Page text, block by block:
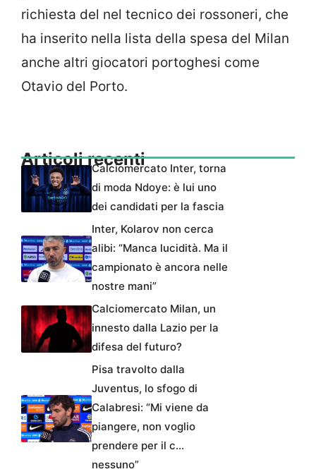
richiesta del nel tecnico dei rossoneri, che
ha inserito nella lista della spesa del Milan
anche altri giocatori portoghesi come
Otavio del Porto.
Articoli recentiCalciomercato Inter, torna
di moda Ndoye: è lui uno
dei candidati per la fascia
Inter, Kolarov non cerca
alibi: “Manca lucidità. Ma il
campionato è ancora nelle
nostre mani”
Calciomercato Milan, un
innesto dalla Lazio per la
difesa del futuro?
Pisa travolto dalla
Juventus, lo sfogo di
Calabresi: “Mi viene da
piangere, non voglio
prendere per il c…
nessuno”